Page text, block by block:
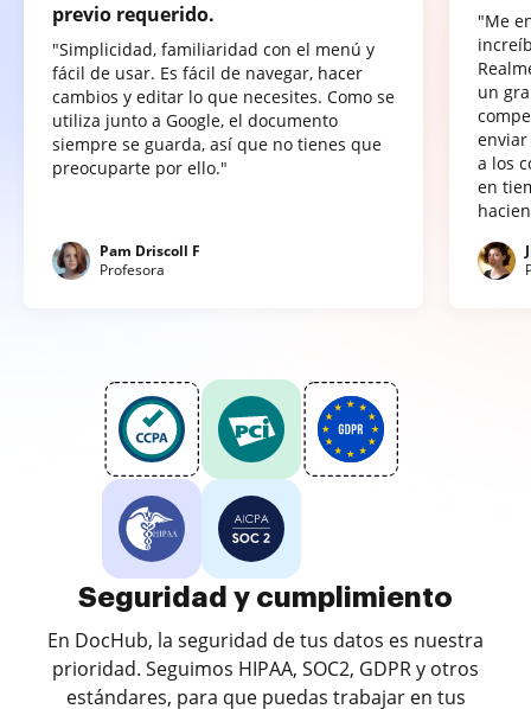
previo requerido.
"Simplicidad, familiaridad con el menú y
fácil de usar. Es fácil de navegar, hacer
cambios y editar lo que necesites. Como se
utiliza junto a Google, el documento
siempre se guarda, así que no tienes que
preocuparte por ello."
Pam Driscoll F
Profesora
"Me
un
a los
en
Seguridad y cumplimiento
En DocHub, la seguridad de tus datos es nuestra
prioridad. Seguimos HIPAA, SOC2, GDPR y otros
estándares, para que puedas trabajar en tus